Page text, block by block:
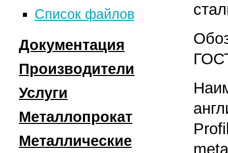
Список файлов
Документация
Технологии
производства
Марки
углеродистых,
Производители
Металлургические
комбинаты
Металлопрокатные
Услуги
Цинкование
металла
Металлопрокат
Сортовой и
Металлические